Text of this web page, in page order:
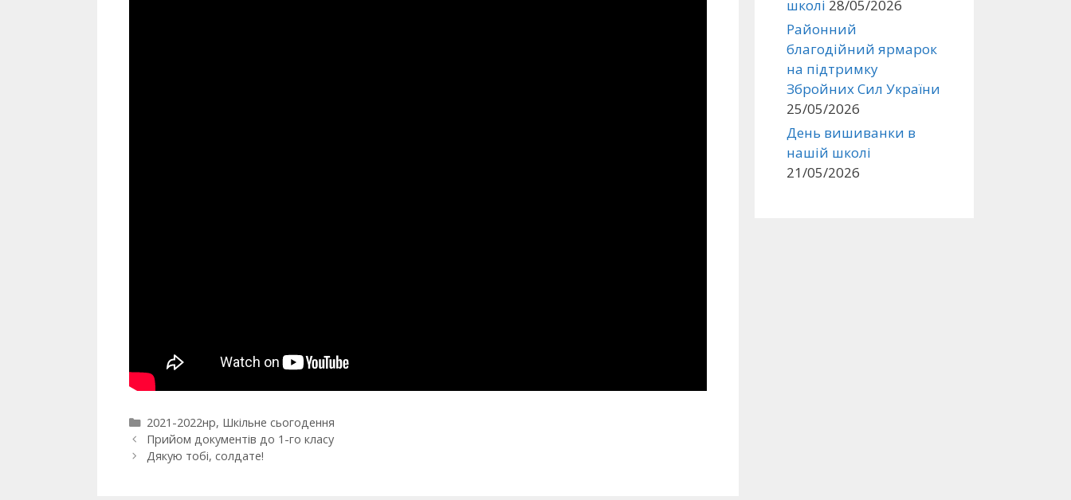
2021-2022нр, Шкільне сьогодення
Прийом документів до 1-го класу
Дякую тобі, солдате!
школі 28/05/2026
Районний
благодійний ярмарок
на підтримку
Збройних Сил України
25/05/2026
День вишиванки в
нашій школі
21/05/2026